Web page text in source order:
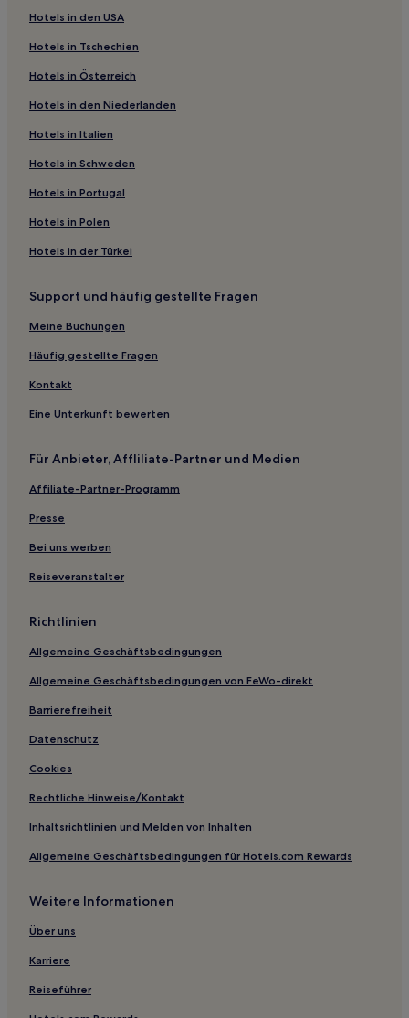
Hotels nahe Haltestelle Großhadern
Hotels nahe Bahnhof Reichersbeuern
Hotels nahe S-Bahnhof Neubiberg
Landkreis Starnberg: Hotels
Güntering Hotels
Martinsried Hotels
Hotels nahe Strandbad St. Alban
Neubiberg Hotels
Landkreis Weilheim-Schongau: Hotels
Elmau Hotels
Bernried am Starnberger See Hotels
Hotels nahe S-Bahn-Station Gräfelfing
Pähl Hotels
Gaißach Hotels
Wangen Hotels
Hotels nahe Freizeitpark Neubiberg
Holzhausen Hotels
Hotels nahe Marienmünster
München Hotels
Hotels nahe S-Bahnhof Stockdorf
Bayern: Hotels
Bad Tölz Hotels
Seefeld Hotels
Hotels nahe Breitbrunn
Widdersberg Hotels
Unterbiberg Hotels
Hotels nahe S-Bahn-Station Germering-Unterpfaffenhofen
Hotels nahe Straßenbahnhaltestelle Lohensteinstraße
Hotels nahe Schloss Höhenried
Landkreis Rosenheim: Hotels
Hotels nahe Kloster Andechs
Gauting Hotels
Seeshaupt Hotels
Hotels in den USA
Hotels in Tschechien
Hotels in Österreich
Hotels in den Niederlanden
Hotels in Italien
Hotels in Schweden
Hotels in Portugal
Hotels in Polen
Hotels in der Türkei
Support und häufig gestellte Fragen
Meine Buchungen
Häufig gestellte Fragen
Kontakt
Eine Unterkunft bewerten
Für Anbieter, Affliliate-Partner und Medien
Affiliate-Partner-Programm
Presse
Bei uns werben
Reiseveranstalter
Richtlinien
Allgemeine Geschäftsbedingungen
Allgemeine Geschäftsbedingungen von FeWo-direkt
Barrierefreiheit
Datenschutz
Cookies
Rechtliche Hinweise/Kontakt
Inhaltsrichtlinien und Melden von Inhalten
Allgemeine Geschäftsbedingungen für Hotels.com Rewards
Weitere Informationen
Über uns
Karriere
Reiseführer